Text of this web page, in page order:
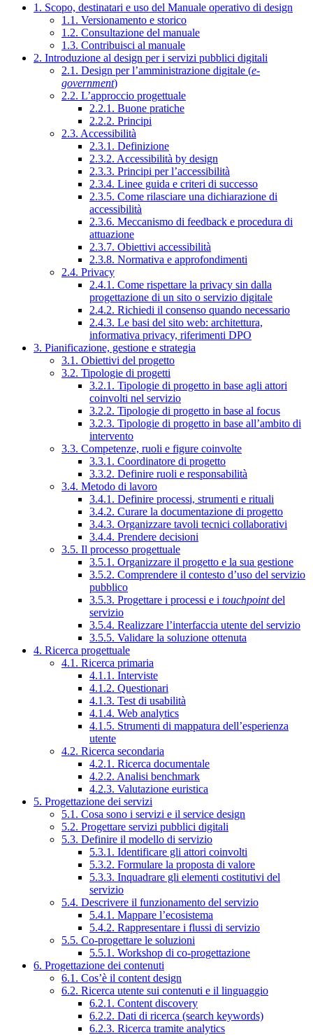
1. Scopo, destinatari e uso del Manuale operativo di design
1.1. Versionamento e storico
1.2. Consultazione del manuale
1.3. Contribuisci al manuale
2. Introduzione al design per i servizi pubblici digitali
2.1. Design per l’amministrazione digitale (e-
government)
2.2. L’approccio progettuale
2.2.1. Buone pratiche
2.2.2. Principi
2.3. Accessibilità
2.3.1. Definizione
2.3.2. Accessibilità by design
2.3.3. Principi per l’accessibilità
2.3.4. Linee guida e criteri di successo
2.3.5. Come rilasciare una dichiarazione di
accessibilità
2.3.6. Meccanismo di feedback e procedura di
attuazione
2.3.7. Obiettivi accessibilità
2.3.8. Normativa e approfondimenti
2.4. Privacy
2.4.1. Come rispettare la privacy sin dalla
progettazione di un sito o servizio digitale
2.4.2. Richiedi il consenso quando necessario
2.4.3. Le basi del sito web: architettura,
informativa privacy, riferimenti DPO
3. Pianificazione, gestione e strategia
3.1. Obiettivi del progetto
3.2. Tipologie di progetti
3.2.1. Tipologie di progetto in base agli attori
coinvolti nel servizio
3.2.2. Tipologie di progetto in base al focus
3.2.3. Tipologie di progetto in base all’ambito di
intervento
3.3. Competenze, ruoli e figure coinvolte
3.3.1. Coordinatore di progetto
3.3.2. Definire ruoli e responsabilità
3.4. Metodo di lavoro
3.4.1. Definire processi, strumenti e rituali
3.4.2. Curare la documentazione di progetto
3.4.3. Organizzare tavoli tecnici collaborativi
3.4.4. Prendere decisioni
3.5. Il processo progettuale
3.5.1. Organizzare il progetto e la sua gestione
3.5.2. Comprendere il contesto d’uso del servizio
pubblico
3.5.3. Progettare i processi e i touchpointdel
servizio
3.5.4. Realizzare l’interfaccia utente del servizio
3.5.5. Validare la soluzione ottenuta
4. Ricerca progettuale
4.1. Ricerca primaria
4.1.1. Interviste
4.1.2. Questionari
4.1.3. Test di usabilità
4.1.4. Web analytics
4.1.5. Strumenti di mappatura dell’esperienza
utente
4.2. Ricerca secondaria
4.2.1. Ricerca documentale
4.2.2. Analisi benchmark
4.2.3. Valutazione euristica
5. Progettazione dei servizi
5.1. Cosa sono i servizi e il service design
5.2. Progettare servizi pubblici digitali
5.3. Definire il modello di servizio
5.3.1. Identificare gli attori coinvolti
5.3.2. Formulare la proposta di valore
5.3.3. Inquadrare gli elementi costitutivi del
servizio
5.4. Descrivere il funzionamento del servizio
5.4.1. Mappare l’ecosistema
5.4.2. Rappresentare i flussi di servizio
5.5. Co-progettare le soluzioni
5.5.1. Workshop di co-progettazione
6. Progettazione dei contenuti
6.1. Cos’è il content design
6.2. Ricerca utente sui contenuti e il linguaggio
6.2.1. Content discovery
6.2.2. Dati di ricerca (search keywords)
6.2.3. Ricerca tramite analytics